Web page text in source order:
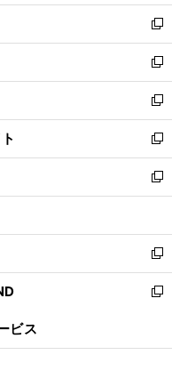
開
く
ウ
で
開
く
ン
ド
ウ
で
開
く
ウ
ィ
ン
ド
ウ
で
開
く
新
し
い
ウ
ィ
ン
ド
ウ
で
開
新
し
い
ウ
ィ
ン
ド
ウ
開
く
新
し
い
ウ
ィ
ン
ウ
で
開
く
新
し
い
ウ
ン
ド
ウ
で
新
し
ウ
ィ
ン
ド
開
新
し
い
ン
新
ウ
ビス